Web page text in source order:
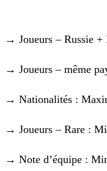
→ Joueurs – Russie
→ Joueurs – même
→ Nationalités :
→ Joueurs – Rare :
→ Note d’équipe :